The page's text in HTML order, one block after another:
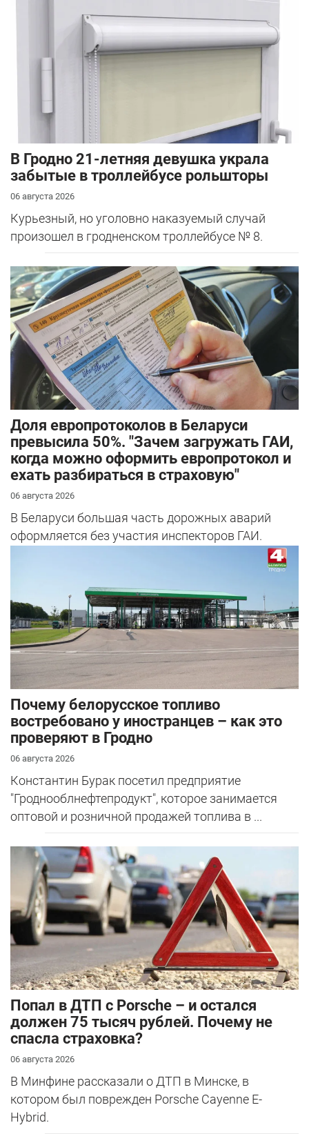
В Гродно 21-летняя девушка украла
забытые в троллейбусе рольшторы
06 августа 2026
Курьезный, но уголовно наказуемый случай
произошел в гродненском троллейбусе № 8.
Доля европротоколов в Беларуси
превысила 50%. "Зачем загружать ГАИ,
когда можно оформить европротокол и
ехать разбираться в страховую"
06 августа 2026
В Беларуси большая часть дорожных аварий
оформляется без участия инспекторов ГАИ.
Почему белорусское топливо
востребовано у иностранцев – как это
проверяют в Гродно
06 августа 2026
Константин Бурак посетил предприятие
"Гроднооблнефтепродукт", которое занимается
оптовой и розничной продажей топлива в ...
​Попал в ДТП с Porsche – и остался
должен 75 тысяч рублей. Почему не
спасла страховка?
06 августа 2026
В Минфине рассказали о ДТП в Минске, в
котором был поврежден Porsche Cayenne E-
Hybrid.